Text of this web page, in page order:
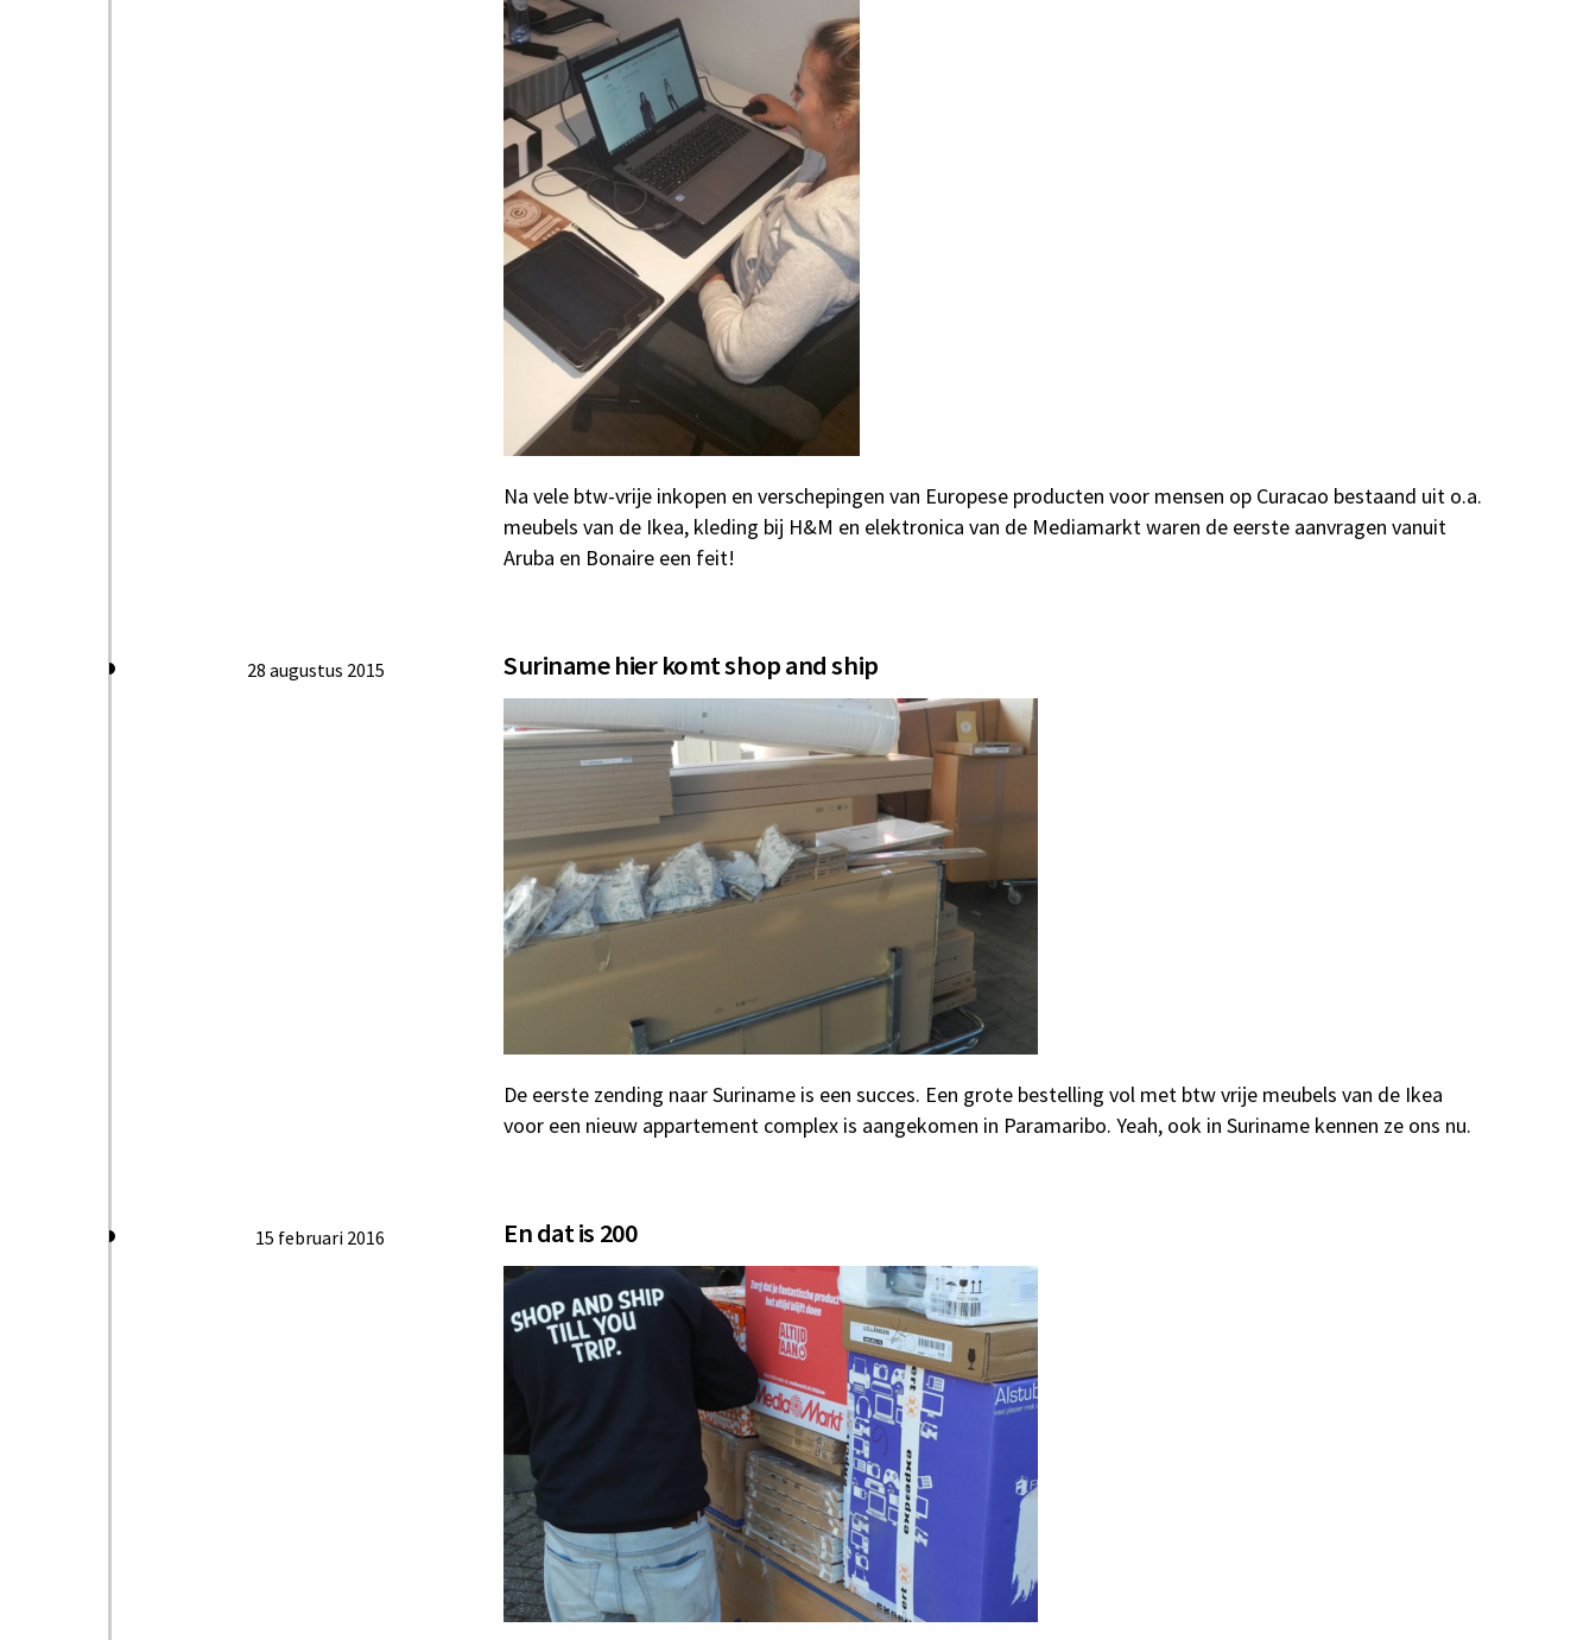
Na vele btw-vrije inkopen en verschepingen van Europese producten voor mensen op Curacao bestaand uit o.a.
meubels van de Ikea, kleding bij H&M en elektronica van de Mediamarkt waren de eerste aanvragen vanuit
Aruba en Bonaire een feit!
28 augustus 2015 Suriname hier komt shop and ship
De eerste zending naar Suriname is een succes. Een grote bestelling vol met btw vrije meubels van de Ikea
voor een nieuw appartement complex is aangekomen in Paramaribo. Yeah, ook in Suriname kennen ze ons nu.
15 februari 2016 En dat is 200